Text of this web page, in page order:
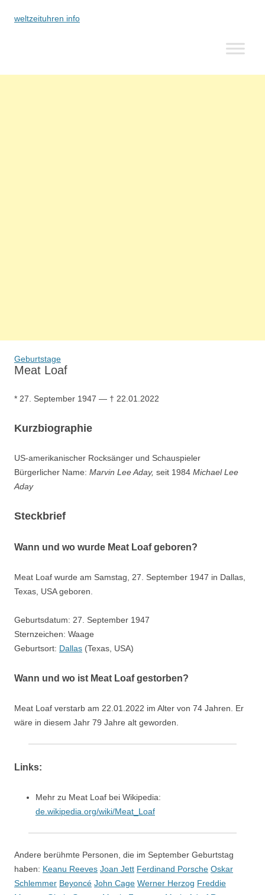
weltzeituhren info
Geburtstage
Meat Loaf
* 27. September 1947 — † 22.01.2022
Kurzbiographie
US-amerikanischer Rocksänger und Schauspieler
Bürgerlicher Name: Marvin Lee Aday, seit 1984 Michael Lee
Aday
Steckbrief
Wann und wo wurde Meat Loaf geboren?
Meat Loaf wurde am Samstag, 27. September 1947 in Dallas,
Texas, USA geboren.
Geburtsdatum: 27. September 1947
Sternzeichen: Waage
Geburtsort: Dallas (Texas, USA)
Wann und wo ist Meat Loaf gestorben?
Meat Loaf verstarb am 22.01.2022 im Alter von 74 Jahren. Er
wäre in diesem Jahr 79 Jahre alt geworden.
Links:
Mehr zu Meat Loaf bei Wikipedia:
de.wikipedia.org/wiki/Meat_Loaf
Andere berühmte Personen, die im September Geburtstag
haben: Keanu Reeves Joan Jett Ferdinand Porsche Oskar
Schlemmer Beyoncé John Cage Werner Herzog Freddie